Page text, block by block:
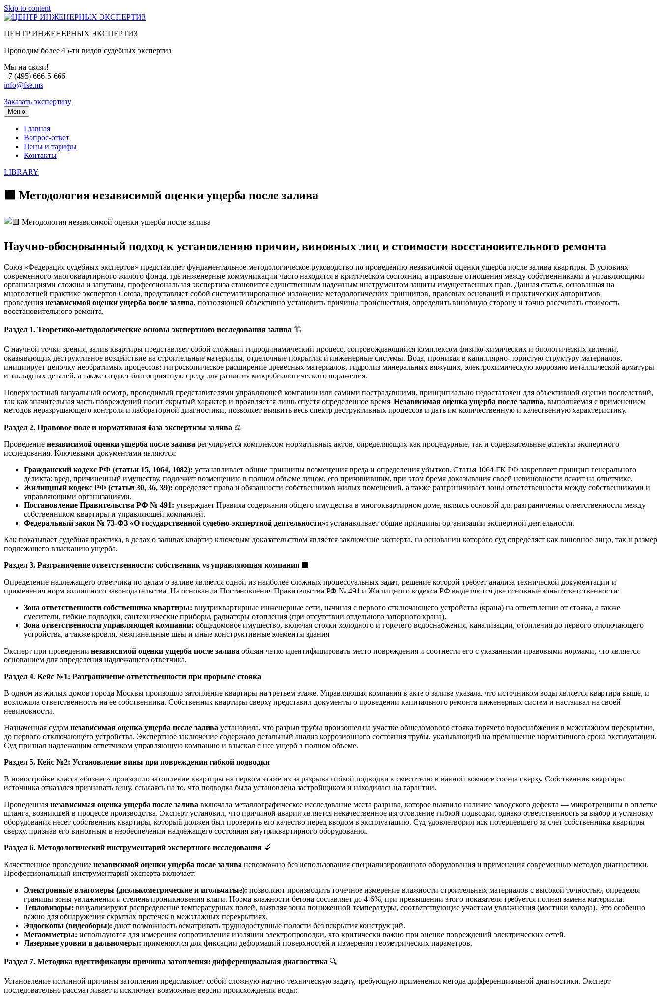
Skip to content
ЦЕНТР ИНЖЕНЕРНЫХ ЭКСПЕРТИЗ
Проводим более 45-ти видов судебных экспертиз
Мы на связи!
+7 (495) 666-5-666
info@fse.ms
Заказать экспертизу
Меню
Главная
Вопрос-ответ
Цены и тарифы
Контакты
LIBRARY
🟩 Методология независимой оценки ущерба после залива
Научно-обоснованный подход к установлению причин, виновных лиц и стоимости восстановительного ремонта
Союз «Федерация судебных экспертов» представляет фундаментальное методологическое руководство по проведению независимой оценки ущерба после залива квартиры. В условиях
современного многоквартирного жилого фонда, где инженерные коммуникации часто находятся в критическом состоянии, а правовые отношения между собственниками и управляющими
организациями сложны и запутаны, профессиональная экспертиза становится единственным надежным инструментом защиты имущественных прав. Данная статья, основанная на
многолетней практике экспертов Союза, представляет собой систематизированное изложение методологических принципов, правовых оснований и практических алгоритмов
проведения независимой оценки ущерба после залива, позволяющей объективно установить причины происшествия, определить виновную сторону и точно рассчитать стоимость
восстановительного ремонта.
Раздел 1. Теоретико-методологические основы экспертного исследования залива 🏗️
С научной точки зрения, залив квартиры представляет собой сложный гидродинамический процесс, сопровождающийся комплексом физико-химических и биологических явлений,
оказывающих деструктивное воздействие на строительные материалы, отделочные покрытия и инженерные системы. Вода, проникая в капиллярно-пористую структуру материалов,
инициирует цепочку необратимых процессов: гигроскопическое расширение древесных материалов, гидролиз минеральных вяжущих, электрохимическую коррозию металлической арматуры
и закладных деталей, а также создает благоприятную среду для развития микробиологического поражения.
Поверхностный визуальный осмотр, проводимый представителями управляющей компании или самими пострадавшими, принципиально недостаточен для объективной оценки последствий,
так как значительная часть повреждений носит скрытый характер и проявляется лишь спустя определенное время. Независимая оценка ущерба после залива, выполняемая с применением
методов неразрушающего контроля и лабораторной диагностики, позволяет выявить весь спектр деструктивных процессов и дать им количественную и качественную характеристику.
Раздел 2. Правовое поле и нормативная база экспертизы залива ⚖️
Проведение независимой оценки ущерба после залива регулируется комплексом нормативных актов, определяющих как процедурные, так и содержательные аспекты экспертного
исследования. Ключевыми документами являются:
Гражданский кодекс РФ (статьи 15, 1064, 1082): устанавливает общие принципы возмещения вреда и определения убытков. Статья 1064 ГК РФ закрепляет принцип генерального
деликта: вред, причиненный имуществу, подлежит возмещению в полном объеме лицом, его причинившим, при этом бремя доказывания своей невиновности лежит на ответчике.
Жилищный кодекс РФ (статьи 30, 36, 39): определяет права и обязанности собственников жилых помещений, а также разграничивает зоны ответственности между собственниками и
управляющими организациями.
Постановление Правительства РФ № 491: утверждает Правила содержания общего имущества в многоквартирном доме, являясь основой для разграничения ответственности между
собственником квартиры и управляющей компанией.
Федеральный закон № 73-ФЗ «О государственной судебно-экспертной деятельности»: устанавливает общие принципы организации экспертной деятельности.
Как показывает судебная практика, в делах о заливах квартир ключевым доказательством является заключение эксперта, на основании которого суд определяет как виновное лицо, так и размер
подлежащего взысканию ущерба.
Раздел 3. Разграничение ответственности: собственник vs управляющая компания 🏢
Определение надлежащего ответчика по делам о заливе является одной из наиболее сложных процессуальных задач, решение которой требует анализа технической документации и
применения норм жилищного законодательства. На основании Постановления Правительства РФ № 491 и Жилищного кодекса РФ выделяются две основные зоны ответственности:
Зона ответственности собственника квартиры: внутриквартирные инженерные сети, начиная с первого отключающего устройства (крана) на ответвлении от стояка, а также
смесители, гибкие подводки, сантехнические приборы, радиаторы отопления (при отсутствии отдельного запорного крана).
Зона ответственности управляющей компании: общедомовое имущество, включая стояки холодного и горячего водоснабжения, канализации, отопления до первого отключающего
устройства, а также кровля, межпанельные швы и иные конструктивные элементы здания.
Эксперт при проведении независимой оценки ущерба после залива обязан четко идентифицировать место повреждения и соотнести его с указанными правовыми нормами, что является
основанием для определения надлежащего ответчика.
Раздел 4. Кейс №1: Разграничение ответственности при прорыве стояка
В одном из жилых домов города Москвы произошло затопление квартиры на третьем этаже. Управляющая компания в акте о заливе указала, что источником воды является квартира выше, и
возложила ответственность на ее собственника. Собственник квартиры сверху представил документы о проведении капитального ремонта инженерных систем и настаивал на своей
невиновности.
Назначенная судом независимая оценка ущерба после залива установила, что разрыв трубы произошел на участке общедомового стояка горячего водоснабжения в межэтажном перекрытии,
до первого отключающего устройства. Экспертное заключение содержало детальный анализ коррозионного состояния трубы, указывающий на превышение нормативного срока эксплуатации.
Суд признал надлежащим ответчиком управляющую компанию и взыскал с нее ущерб в полном объеме.
Раздел 5. Кейс №2: Установление вины при повреждении гибкой подводки
В новостройке класса «бизнес» произошло затопление квартиры на первом этаже из-за разрыва гибкой подводки к смесителю в ванной комнате соседа сверху. Собственник квартиры-
источника отказался признавать вину, ссылаясь на то, что подводка была установлена застройщиком и находилась на гарантии.
Проведенная независимая оценка ущерба после залива включала металлографическое исследование места разрыва, которое выявило наличие заводского дефекта — микротрещины в оплетке
шланга, возникшей в процессе производства. Эксперт установил, что причиной аварии является некачественное изготовление гибкой подводки, однако ответственность за выбор и установку
оборудования несет собственник квартиры, который должен был проверить его качество перед вводом в эксплуатацию. Суд удовлетворил иск потерпевшего за счет собственника квартиры
сверху, признав его виновным в необеспечении надлежащего состояния внутриквартирного оборудования.
Раздел 6. Методологический инструментарий экспертного исследования 🔬
Качественное проведение независимой оценки ущерба после залива невозможно без использования специализированного оборудования и применения современных методов диагностики.
Профессиональный инструментарий эксперта включает:
Электронные влагомеры (диэлькометрические и игольчатые): позволяют производить точечное измерение влажности строительных материалов с высокой точностью, определяя
границы зоны увлажнения и степень проникновения влаги. Норма влажности бетона составляет до 4-6%, при превышении этого показателя требуется полная замена материала.
Тепловизоры: визуализируют распределение температурных полей, выявляя зоны пониженной температуры, соответствующие участкам увлажнения (мостики холода). Это особенно
важно для обнаружения скрытых протечек в межэтажных перекрытиях.
Эндоскопы (видеоборы): дают возможность осматривать труднодоступные полости без вскрытия конструкций.
Мегаомметры: используются для измерения сопротивления изоляции электропроводки, что критически важно при оценке повреждений электрических сетей.
Лазерные уровни и дальномеры: применяются для фиксации деформаций поверхностей и измерения геометрических параметров.
Раздел 7. Методика идентификации причины затопления: дифференциальная диагностика 🔍
Установление истинной причины затопления представляет собой сложную научно-техническую задачу, требующую применения метода дифференциальной диагностики. Эксперт
последовательно рассматривает и исключает возможные версии происхождения воды: